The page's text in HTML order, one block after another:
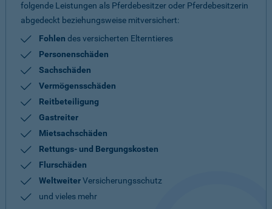
folgende Leistungen als Pferdebesitzer oder Pferdebesitzerin
abgedeckt beziehungsweise mitversichert:
Fohlen des versicherten Elterntieres
Personenschäden
Sachschäden
Vermögensschäden
Reitbeteiligung
Gastreiter
Mietsachschäden
Rettungs- und Bergungskosten
Flurschäden
WeltweiterVersicherungsschutz
und vieles mehr